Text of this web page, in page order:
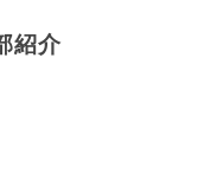
紹介